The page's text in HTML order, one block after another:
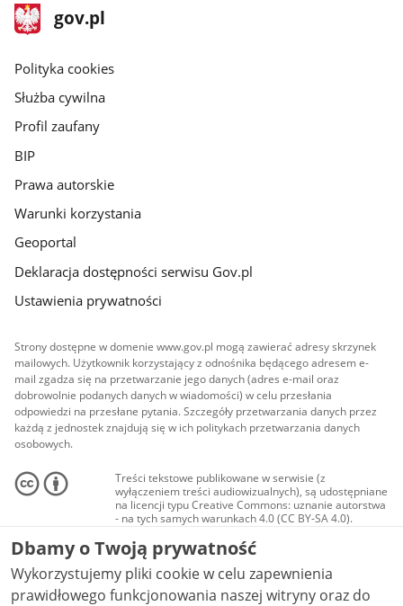
stopka
gov.pl
Strona
gov.pl
gov.pl
Polityka cookies
Służba cywilna
Profil zaufany
BIP
Prawa autorskie
Warunki korzystania
Geoportal
Deklaracja dostępności serwisu Gov.pl
Ustawienia prywatności
Strony dostępne w domenie www.gov.pl mogą zawierać adresy skrzynek
mailowych. Użytkownik korzystający z odnośnika będącego adresem e-
mail zgadza się na przetwarzanie jego danych (adres e-mail oraz
dobrowolnie podanych danych w wiadomości) w celu przesłania
odpowiedzi na przesłane pytania. Szczegóły przetwarzania danych przez
każdą z jednostek znajdują się w ich politykach przetwarzania danych
osobowych.
Treści tekstowe publikowane w serwisie (z
wyłączeniem treści audiowizualnych), są udostępniane
na licencji typu Creative Commons: uznanie autorstwa
- na tych samych warunkach 4.0 (CC BY-SA 4.0).
Materiały audiowizualne, w tym zdjęcia, materiały
audio i wideo, są udostępniane na licencji typu
Creative Commons: uznanie autorstwa użycie
niekomercyjne - bez utworów zależnych 4.0 (CC BY-
NC-ND 4.0), o ile nie jest to stwierdzone inaczej.
Dbamy o Twoją prywatność
Wykorzystujemy pliki cookie w celu zapewnienia
prawidłowego funkcjonowania naszej witryny oraz do